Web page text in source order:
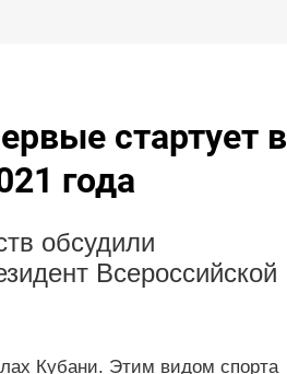
стартует в
года
обсудили
Всероссийской
Кубани. Этим видом спорта